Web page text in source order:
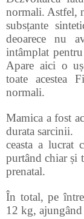
normali. Astfel,
subsțante
deoarece nu
intâmplat
Apare aici o
toate acestea
normali.
Mamica a fost
durata sarcinii.
ceasta a lucrat
purtând chiar și
prenatal.
În total, pe
12 kg,